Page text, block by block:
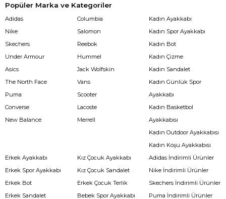
Popüler Marka ve Kategoriler
Adidas
Nike
Skechers
Under Armour
Asics
The North Face
Puma
Converse
New Balance
Columbia
Salomon
Reebok
Hummel
Jack Wolfskin
Vans
Scooter
Lacoste
Merrell
Kadın Ayakkabı
Kadın Spor Ayakkabı
Kadın Bot
Kadın Çizme
Kadın Sandalet
Kadın Günlük Spor
Ayakkabı
Kadın Basketbol
Ayakkabısı
Kadın Outdoor Ayakkabısı
Kadın Koşu Ayakkabısı
Erkek Ayakkabı
Erkek Spor Ayakkabı
Erkek Bot
Erkek Sandalet
Kız Çocuk Ayakkabı
Kız Çocuk Sandalet
Erkek Çocuk Terlik
Bebek Spor Ayakkabı
Adidas İndirimli Ürünler
Nike İndirimli Ürünler
Skechers İndirimli Ürünler
Puma İndirimli Ürünler